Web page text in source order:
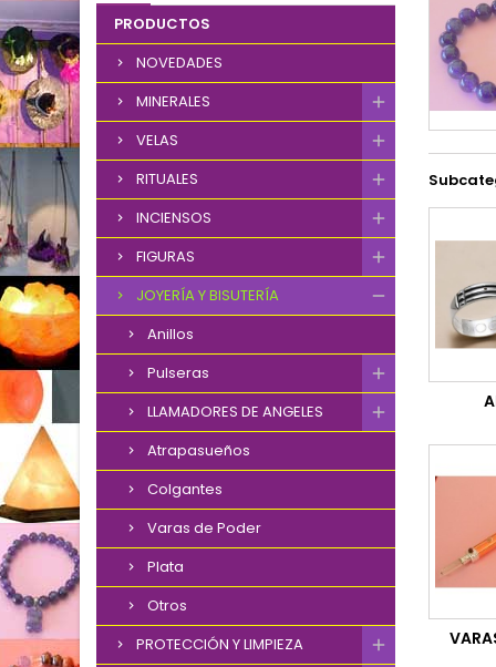
PRODUCTOS
NOVEDADES
MINERALES
VELAS
RITUALES
INCIENSOS
FIGURAS
JOYERÍA Y BISUTERÍA
Anillos
Pulseras
LLAMADORES DE ANGELES
Atrapasueños
Colgantes
Varas de Poder
Plata
Otros
PROTECCIÓN Y LIMPIEZA